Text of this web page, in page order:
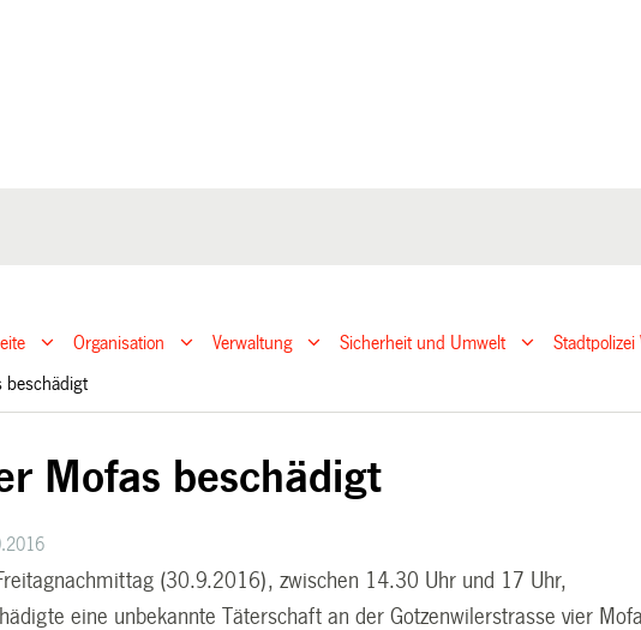
Organisation Verwaltung Sicherheit und Umwelt
beschädigt
Mofas beschädigt
(30.9.2016), zwischen 14.30 Uhr und 17 Uhr,
eine unbekannte Täterschaft an der Gotzenwilerstrasse vier